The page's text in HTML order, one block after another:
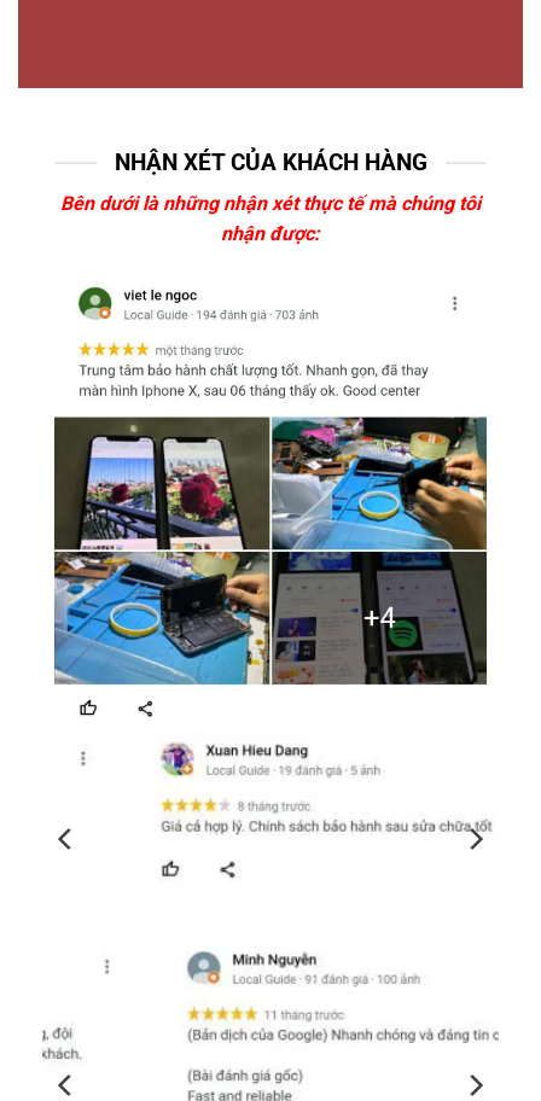
NHẬN XÉT CỦA KHÁCH HÀNG
Bên dưới là những nhận xét thực tế mà chúng tôi
nhận được: